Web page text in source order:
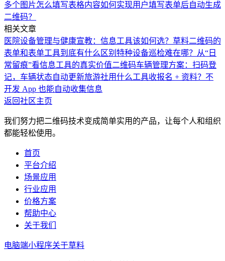
多个图片怎么填写表格内容如何实现用户填写表单后自动生成
二维码？
相关文章
医院设备管理与健康宣教：信息工具该如何选？ 草料二维码的
表单和表单工具到底有什么区别 特种设备巡检难在哪？从“日
常留痕”看信息工具的真实价值二维码车辆管理方案：扫码登
记，车辆状态自动更新旅游社用什么工具收报名 + 资料？不
开发 App 也能自动收集信息
返回社区主页
我们努力把二维码技术变成简单实用的产品，让每个人和组织
都能轻松使用。
首页
平台介绍
场景应用
行业应用
价格方案
帮助中心
关于我们
电脑端小程序关于草料